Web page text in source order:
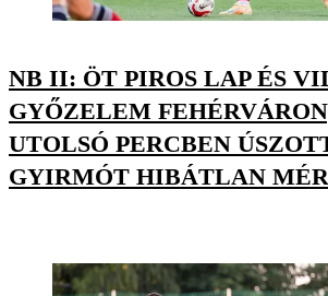
NB II: ÖT PIROS LAP ÉS
GYŐZELEM
UTOLSÓ PERCBEN
GYIRMÓT HIBÁTLAN